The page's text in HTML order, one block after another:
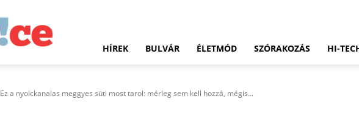
HÍREK BULVÁR ÉLETMÓD SZÓRAKOZÁS HI-
Ez a nyolckanalas meggyes süti most tarol: mérleg sem kell hozzá, mégis...